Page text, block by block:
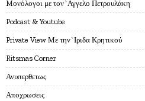
Mονόλογοι με τον`Αγγελο Πετρουλάκη
Podcast & Youtube
Private View Με την`Ιριδα Κρητικού
Ritsmas Corner
Ανυπερθετως
Αποχρωσεις